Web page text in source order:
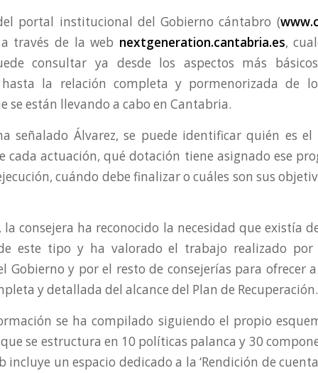
portal institucional del Gobierno cántabro (
través de la web nextgeneration.cantabria.es,
consultar ya desde los aspectos más
hasta la relación completa y pormenorizada de
se están llevando a cabo en Cantabria.
señalado Álvarez, se puede identificar quién es el
cada actuación, qué dotación tiene asignado ese
cuándo debe finalizar o cuáles son sus
la consejera ha reconocido la necesidad que existía
este tipo y ha valorado el trabajo realizado por
Gobierno y por el resto de consejerías para ofrecer
y detallada del alcance del Plan de Recuperación.
se ha compilado siguiendo el propio
se estructura en 10 políticas palanca y 30
incluye un espacio dedicado a la ‘Rendición de